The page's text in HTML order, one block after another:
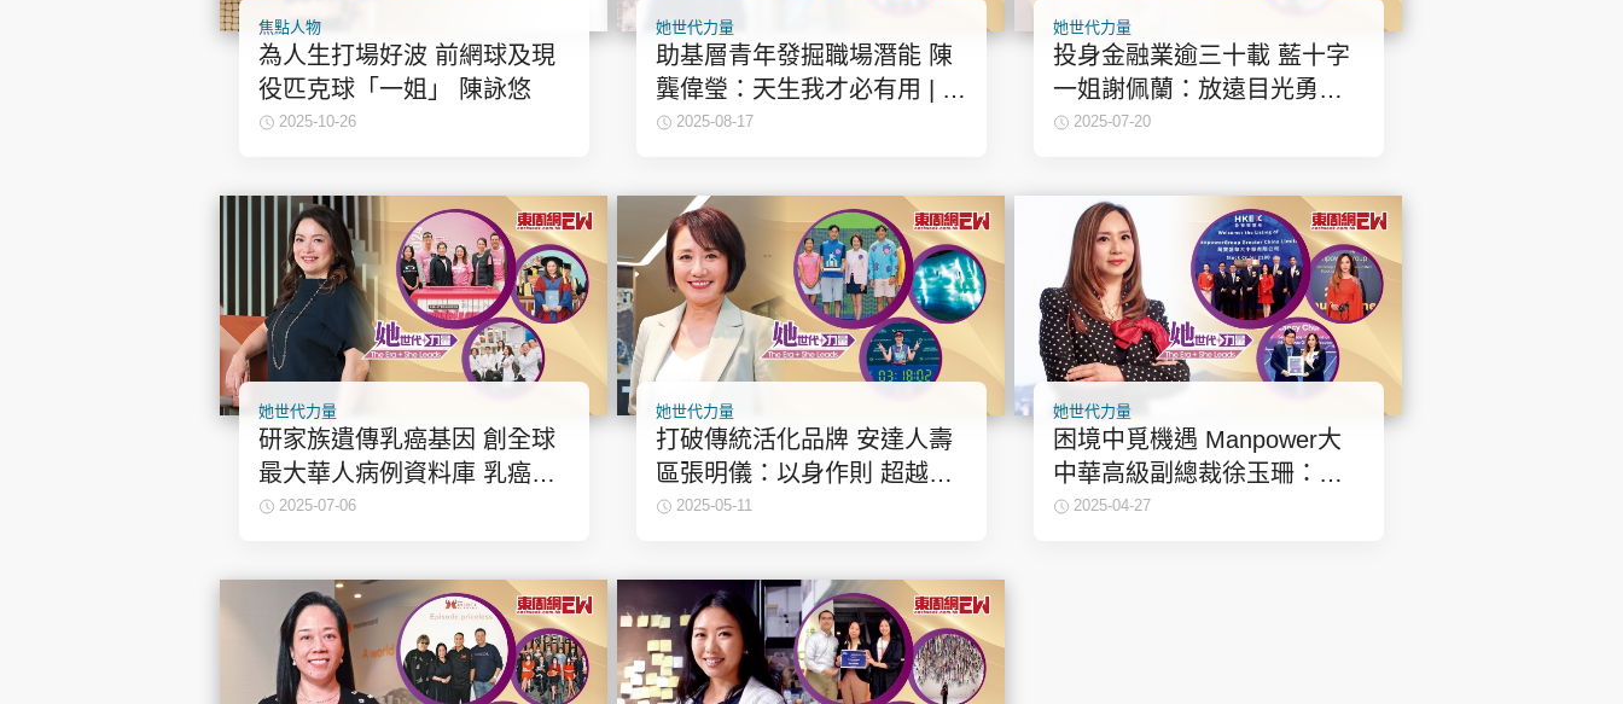
焦點人物
為人生打場好波 前網球及現
役匹克球「一姐」 陳詠悠
2025-10-26
她世代力量
助基層青年發掘職場潛能 陳
龔偉瑩：天生我才必有用 | 她
世代力量
2025-08-17
她世代力量
投身金融業逾三十載 藍十字
一姐謝佩蘭：放遠目光勇往
直前 | 她世代力量
2025-07-20
她世代力量
研家族遺傳乳癌基因 創全球
最大華人病例資料庫 乳癌權
威鄺靄慧：不要輕言放棄 | 她
2025-07-06
她世代力量
打破傳統活化品牌 安達人壽
區張明儀：以身作則 超越自
己 | 她世代力量
2025-05-11
她世代力量
困境中覓機遇 Manpower大
中華高級副總裁徐玉珊：要
將自己優勢最大化 | 她世代力
2025-04-27